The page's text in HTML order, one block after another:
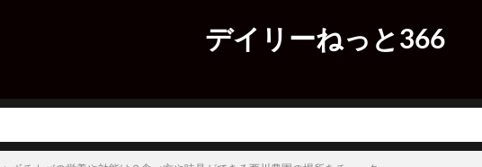
デイリーねっと366